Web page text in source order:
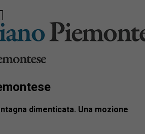
dimenticata. Una mozione